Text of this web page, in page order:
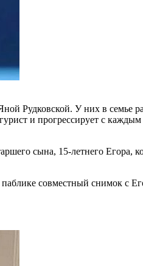
Рудковской. У них в семье
и прогрессирует с
сына, 15-летнего Егора,
совместный снимок с